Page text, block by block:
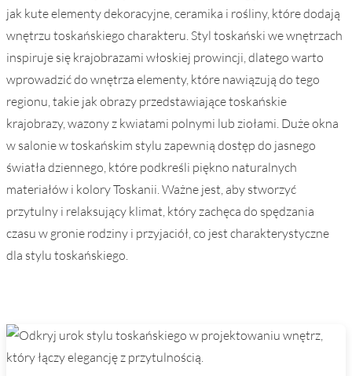
jak kute elementy dekoracyjne, ceramika i rośliny, które dodają
wnętrzu toskańskiego charakteru. Styl toskański we wnętrzach
inspiruje się krajobrazami włoskiej prowincji, dlatego warto
wprowadzić do wnętrza elementy, które nawiązują do tego
regionu, takie jak obrazy przedstawiające toskańskie
krajobrazy, wazony z kwiatami polnymi lub ziołami. Duże okna
w salonie w toskańskim stylu zapewnią dostęp do jasnego
światła dziennego, które podkreśli piękno naturalnych
materiałów i kolory Toskanii. Ważne jest, aby stworzyć
przytulny i relaksujący klimat, który zachęca do spędzania
czasu w gronie rodziny i przyjaciół, co jest charakterystyczne
dla stylu toskańskiego.